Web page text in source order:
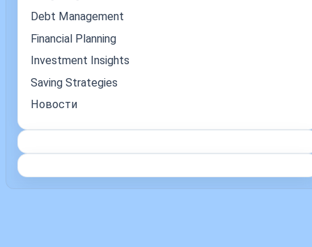
Debt Management
Financial Planning
Investment Insights
Saving Strategies
Новости